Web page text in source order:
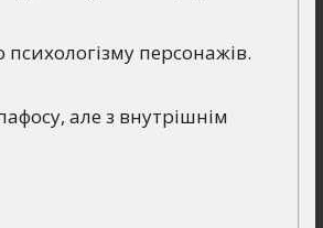
психологізму персонажів.
але з внутрішнім